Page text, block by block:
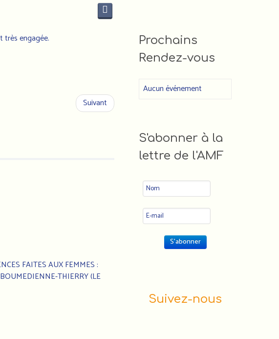
très engagée.
Suivant
FAITES AUX FEMMES :
THIERRY (LE
Prochains
Rendez-vous
Aucun événement
S'abonner à la
lettre de l'AMF
Suivez-nous